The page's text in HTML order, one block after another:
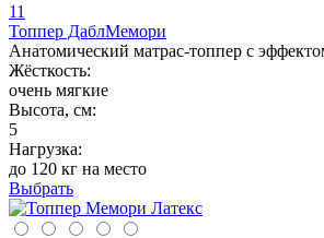
11
Топпер ДаблМемори
Анатомический матрас-топпер с
Жёсткость:
очень мягкие
Высота, см:
5
Нагрузка:
до 120 кг на место
Выбрать